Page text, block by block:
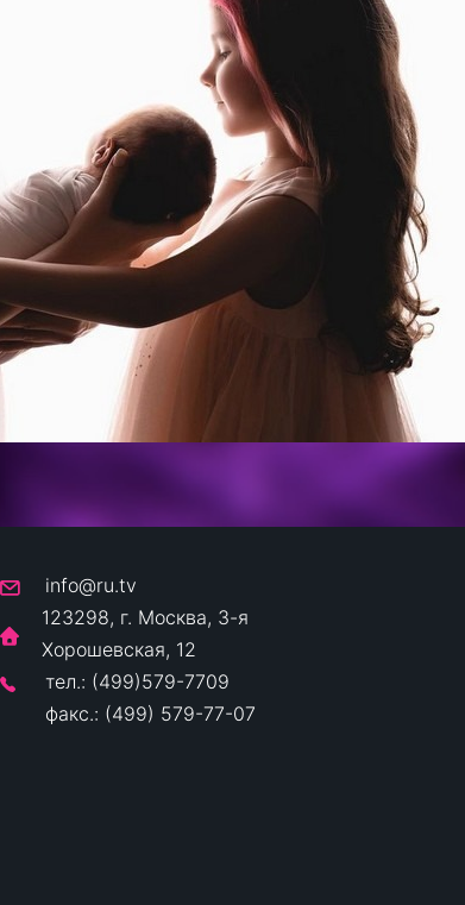
info@ru.tv
123298, г. Москва, 3-я
Хорошевская, 12
тел.: (499)579-7709
факс.: (499) 579-77-07